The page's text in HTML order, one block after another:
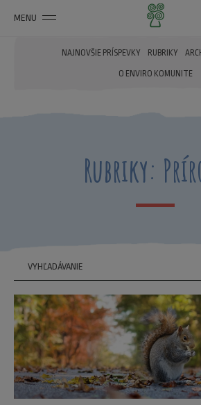
MENU
NAJNOVŠIE PRÍSPEVKY RUBRIKY
O ENVIRO KOMUNITE
Rubriky: